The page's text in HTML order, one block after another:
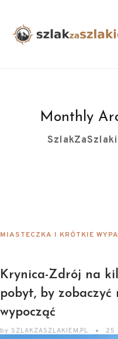
Monthly
MIASTECZKA I KRÓTKIE
Krynica-Zdrój na
pobyt, by
wypocząć
by SZLAKZASZLAKIEM.PL 25